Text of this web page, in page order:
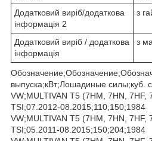
Додатковий виріб/додаткова
інформація 2
з
Додатковий виріб / додаткова
інформація
з
выпуска;кВт;Лошадиные силы;куб.
VW;MULTIVAN T5 (7HM, 7HN, 7HF,
TSI;07.2012-08.2015;110;150;1984
VW;MULTIVAN T5 (7HM, 7HN, 7HF,
TSI;05.2011-08.2015;150;204;1984